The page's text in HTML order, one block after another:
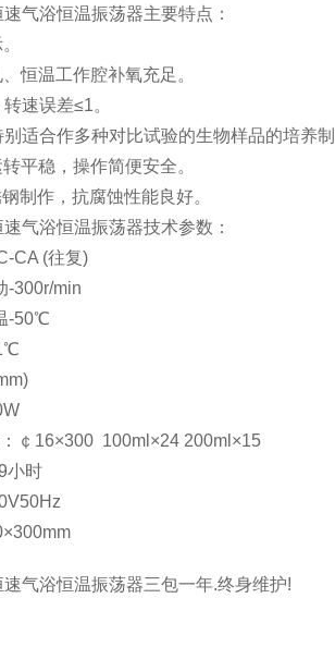
气浴恒温振荡器主要特点：
恒温工作腔补氧充足。
速误差≤1。
适合作多种对比试验的生物样品的培养
平稳，操作简便安全。
制作，抗腐蚀性能良好。
气浴恒温振荡器技术参数：
(往复)
min
-50℃
16×300 100ml×24 200ml×15
时
气浴恒温振荡器三包一年.终身维护!